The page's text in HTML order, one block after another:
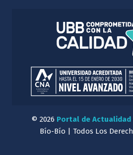
© 2026 Portal de Actualidad
Bío-Bío | Todos Los